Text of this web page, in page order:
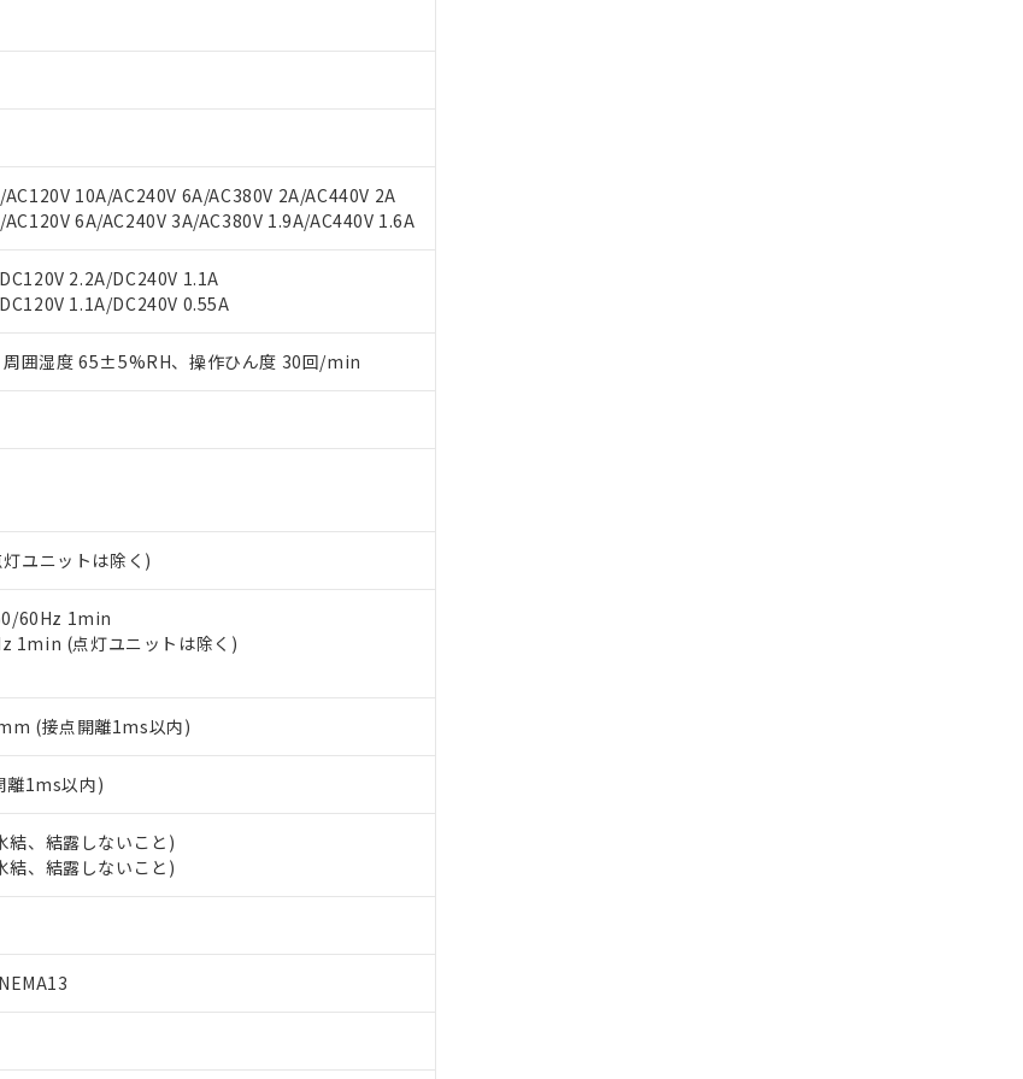
10A/AC240V 6A/AC380V 2A/AC440V 2A
6A/AC240V 3A/AC380V 1.9A/AC440V 1.6A
2.2A/DC240V 1.1A
1.1A/DC240V 0.55A
囲湿度 65±5%RH、操作ひん度 30回/min
ユニットは除く)
60Hz 1min
1min (点灯ユニットは除く)
(接点開離1ms以内)
離1ms以内)
、結露しないこと)
、結露しないこと)
、同意のうえご利用ください。
御機器事業取扱商品の当社在庫状況および標準価格(税抜)を提供させていただ
商品の中には、本サービスの対象外となる商品もあることをご了承ください。
格照会結果は、記載している更新日時点での社内データに基づき作成されるも
時点での実際の在庫および標準価格とは異なる場合があることをご了承くださ
標準価格はお客様のお取引先、またはお客様担当のオムロン制御機器販売店・
ださい。
店や当社販売拠点は「販売ネットワーク
」をご確認ください。
格結果を当社の事前の承諾なく第三者に漏洩または開示しないようお願いしま
上で当社にご登録された部品リストについて、当社および当社の共同利用者
ビスに関するお客様との取引・商談に必要な範囲で利用することをご了承くだ
は、"個人情報の共同利用に関して"
の「1.共同利用者の範囲」に記載されて
（10物質）の非含有に非対応の商品で、対応品を出す予定はありません。
（10物質）の非含有の対応状況を調査中または確認中の商品です。
無形物で、有害物質有無と関係のない商品です。
有部品としていたものが、含有品と判明した場合などやむを得ず変更すること
以下、 カドミウム(Cd) 100ppm以下、
リ臭化ビフェニル類(PBB) 1000ppm以下、ポリ臭化ジフェニルエーテル類(PBDE) 1000ppm以下、
別名：DOP) 1000ppm以下、フタル酸ブチルベンジル（BBP） 1000ppm以下、フタル酸ジブチ
酸ジイソブチル (DIBP) 1000ppm以下
制御機器に対する適用除外項目は除く。
ては閾値を超える意図的な使用がないことを確認しています。
により、予定月が前後することがあります。
ード
ロードすることができます。
含有証明書
社基準）
含有を証明するもので、過去に遡って非含有を証明するものではありません。
エステル類４物質の対応では、対応完了までの期間は出荷製品に未対応品が
応日を記載しておりました。
切替を完了していることから、特段のことがない限り、2022年1月12日よ
が中国RoHSの基準値以下であることを示します。
が中国RoHSの基準値を超えていることを示します。
売部門へお問い合わせください。
：
、 Cd(カドミウム) : 100ppm、
ポリ臭化ビフェニル類) : 1000ppm、 PBDEs(ポリ臭化ジフェニルエーテル類) : 1000ppm、
DIBP(フタル酸ジイソブチル) : 1000ppm、 BBP(フタル酸ブチルベンジル) : 1000ppm、
のすべてが基準値以下であることを示します。
おいて有害物質が外部に漏えいし、環境に深刻な影響を及ぼさない年数を意
売部門へお問い合わせください。
品のうち、外国為替および外国貿易法に定める商品（以下｢規制貨物等」とい
への提供する場合は、日本国政府の輸出許可(または役務取引許可)を取得する
とります。
兵器、ミサイル、化学兵器、生物兵器またはその他武器並びにこれらの製造装
ません。
三者に販売する場合は、上記1、2および3の内容を当該第三者に通知します。
よび販売に係わる関係者が違法に輸出するおそれがある場合は、取り引きをい
あり
いが在庫あり
庫状況については、お客様のお取引先、またはお客様担当のオムロン制御
販売員にご確認ください)
た在庫状況の情報を公開していない機種